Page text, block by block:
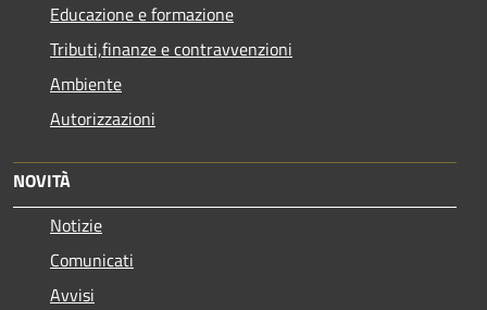
Educazione e formazione
Tributi,finanze e contravvenzioni
Ambiente
Autorizzazioni
NOVITÀ
Notizie
Comunicati
Avvisi